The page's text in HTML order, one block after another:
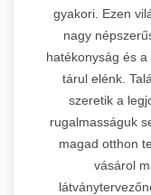
gyakori. Ezen
nagy
hatékonyság és
tárul elénk.
szeretik a
rugalmasságuk
magad otthon
vásárol